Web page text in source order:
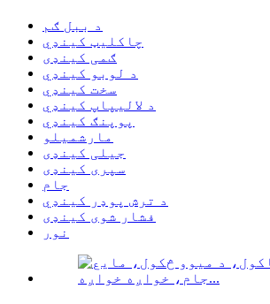
د ببل ګم
چاکلیټ کینډي
ګمی کینډی
د لوبو کینډي
سخت کینډي
د لالیپاپ کینډي
پوپنګ کینډي
مارشميلو
جیلی کینډی
سپری کینډی
جام
د ترش پوډر کینډي
فشار شوی کینډی
نور